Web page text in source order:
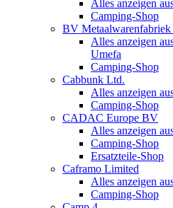
Alles anzeigen
Camping-Shop
BV Metaalwarenfabriek
Alles anzeigen
Umefa
Camping-Shop
Cabbunk Ltd.
Alles anzeigen
Camping-Shop
CADAC Europe BV
Alles anzeigen
Camping-Shop
Ersatzteile-Shop
Caframo Limited
Alles anzeigen
Camping-Shop